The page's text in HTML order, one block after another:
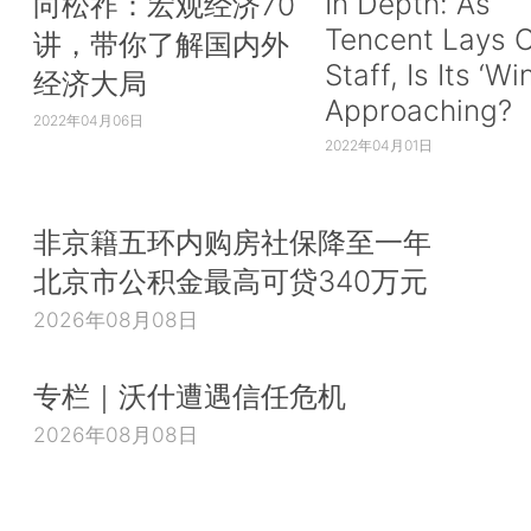
讲，带你了解国内外
经济大局
2022年04月06日
Tencent Lays
Staff, Is Its
Approaching?
2022年04月01日
非京籍五环内购房社保降至一年
北京市公积金最高可贷340万元
2026年08月08日
专栏｜沃什遭遇信任危机
2026年08月08日